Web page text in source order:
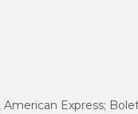
American Express;